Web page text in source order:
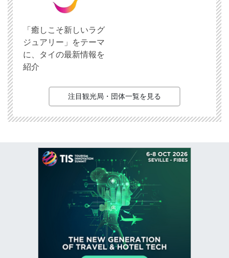
「癒しこそ新しいラグ
ジュアリー」をテーマ
に、タイの最新情報を
紹介
注目観光局・団体一覧を見る